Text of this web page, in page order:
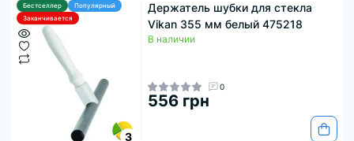
Бестселлер
Популярный
Заканчивается
3
Держатель шубки для стекла
Vikan 355 мм белый 475218
В наличии
0
556 грн